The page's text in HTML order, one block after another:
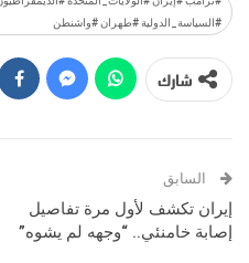
#السياسة_الدولية #طهران #واشنطن
شارك
السابق
إيران تكشف لأول مرة تفاصيل
إصابة خامنئي.. “وجهه لم يشوه”